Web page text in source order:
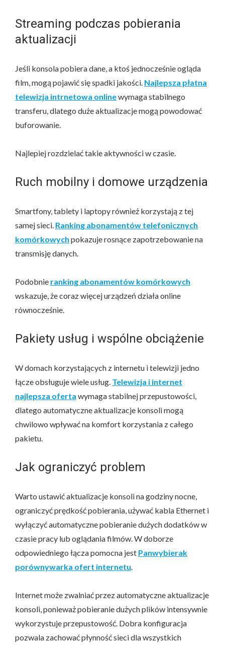
Streaming podczas pobierania
aktualizacji
Jeśli konsola pobiera dane, a ktoś jednocześnie ogląda
film, mogą pojawić się spadki jakości. Najlepsza płatna
telewizja intrnetowa onlinewymaga stabilnego
transferu, dlatego duże aktualizacje mogą powodować
buforowanie.
Najlepiej rozdzielać takie aktywności w czasie.
Ruch mobilny i domowe urządzenia
Smartfony, tablety i laptopy również korzystają z tej
samej sieci. Ranking abonamentów telefonicznych
komórkowych pokazuje rosnące zapotrzebowanie na
transmisję danych.
Podobnie ranking abonamentów komórkowych
wskazuje, że coraz więcej urządzeń działa online
równocześnie.
Pakiety usług i wspólne obciążenie
W domach korzystających z internetu i telewizji jedno
łącze obsługuje wiele usług. Telewizja i internet
najlepsza oferta wymaga stabilnej przepustowości,
dlatego automatyczne aktualizacje konsoli mogą
chwilowo wpływać na komfort korzystania z całego
pakietu.
Jak ograniczyć problem
Warto ustawić aktualizacje konsoli na godziny nocne,
ograniczyć prędkość pobierania, używać kabla Ethernet i
wyłączyć automatyczne pobieranie dużych dodatków w
czasie pracy lub oglądania filmów. W doborze
odpowiedniego łącza pomocna jest Panwybierak
porównywarka ofert internetu.
Internet może zwalniać przez automatyczne aktualizacje
konsoli, ponieważ pobieranie dużych plików intensywnie
wykorzystuje przepustowość. Dobra konfiguracja
pozwala zachować płynność sieci dla wszystkich